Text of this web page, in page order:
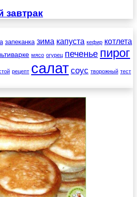
завтрак
запеканка зима капуста кефир котлета
мясо огурец печенье пирог
рецепт салат соус творожный тест